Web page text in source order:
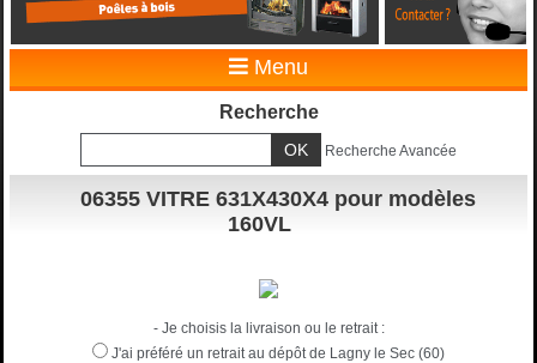
Menu
Recherche
Recherche Avancée
06355 VITRE 631X430X4 pour modèles
160VL
- Je choisis la livraison ou le retrait :
J'ai préféré un retrait au dépôt de Lagny le Sec (60)